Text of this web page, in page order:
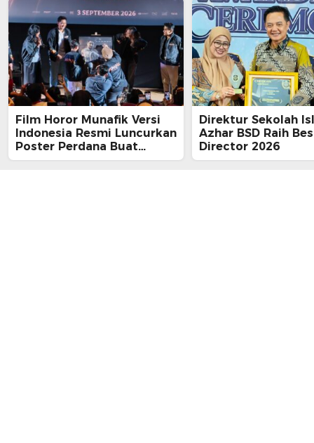
Film Horor Munafik Versi
Indonesia Resmi Luncurkan
Poster Perdana Buat
Kesan Spiritual Religi
Direktur Sekolah
Azhar BSD Raih
Director 2026